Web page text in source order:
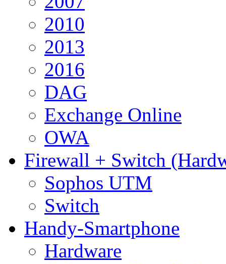
2010
2013
2016
DAG
Exchange Online
OWA
Firewall + Switch
Sophos UTM
Switch
Handy-Smartphone
Hardware